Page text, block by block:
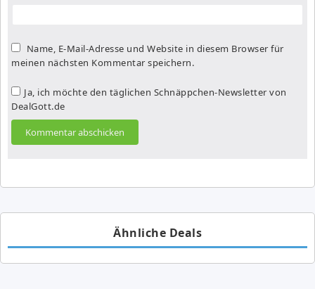
Name, E-Mail-Adresse und Website in diesem Browser für
meinen nächsten Kommentar speichern.
Ja, ich möchte den täglichen Schnäppchen-Newsletter von
DealGott.de
Ähnliche Deals